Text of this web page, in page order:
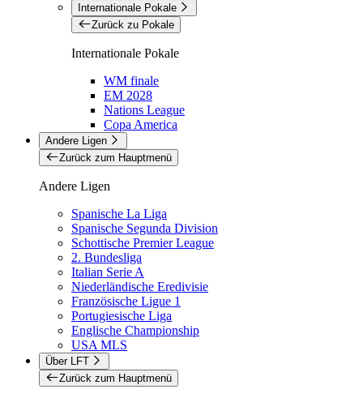
Internationale Pokale
Zurück zu Pokale
Internationale Pokale
WM finale
EM 2028
Nations League
Copa America
Andere Ligen
Zurück zum Hauptmenü
Andere Ligen
Spanische La Liga
Spanische Segunda Division
Schottische Premier League
2. Bundesliga
Italian Serie A
Niederländische Eredivisie
Französische Ligue 1
Portugiesische Liga
Englische Championship
USA MLS
Über LFT
Zurück zum Hauptmenü